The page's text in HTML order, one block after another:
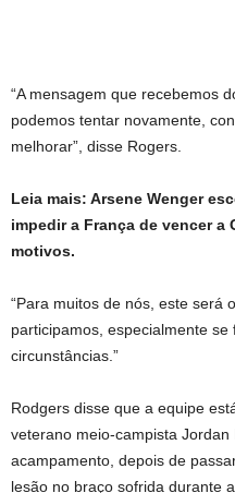
“A mensagem que recebemos
podemos tentar novamente,
melhorar”, disse Rogers.
Leia mais: Arsene Wenger
impedir a França de vencer
motivos.
“Para muitos de nós, este será
participamos, especialmente
circunstâncias.”
Rodgers disse que a equipe
veterano meio-campista
acampamento, depois de
lesão no braço sofrida durante